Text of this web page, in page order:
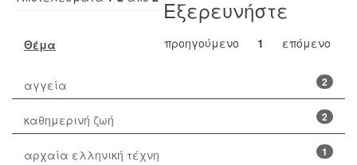
προηγούμενο 1 επόμενο
Εξερευνήστε
Θέμα
2
αγγεία
2
καθημερινή ζωή
1
αρχαία ελληνική τέχνη